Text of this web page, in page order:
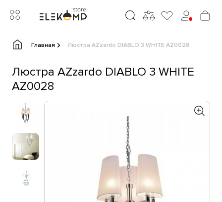
Главная Люстра AZzardo DIABLO 3 WHITE AZ0028
Люстра AZzardo DIABLO 3 WHITE
AZ0028